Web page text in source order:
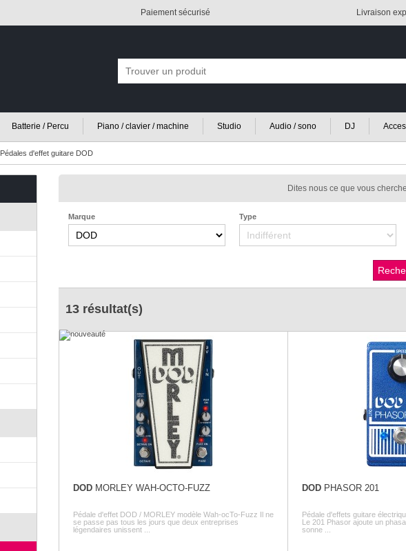
Paiement sécurisé Livraison
Batterie / Percu Piano / clavier / machine Studio Audio / sono DJ
Pédales d'effet guitare DOD
Dites nous ce que vous
Marque Type
13 résultat(s)
DODMORLEY WAH-OCTO-FUZZ
Pédale d'effet DOD / MORLEY modèle Wah-ocTo-Fuzz Il ne
se passe pas tous les jours que deux entreprises
légendaires unissent ...
DODPHASOR 201
Pédale d'effets guitare
Le 201 Phasor ajoute un
sonne ...